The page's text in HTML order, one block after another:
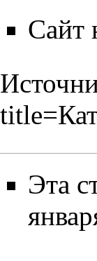
Сайт
Эта